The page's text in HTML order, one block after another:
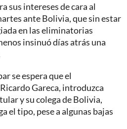
sus intereses de cara al
ante Bolivia, que sin estar
en las eliminatorias
insinuó días atrás una
se espera que el
Gareca, introduzca
y su colega de Bolivia,
el tipo, pese a algunas bajas